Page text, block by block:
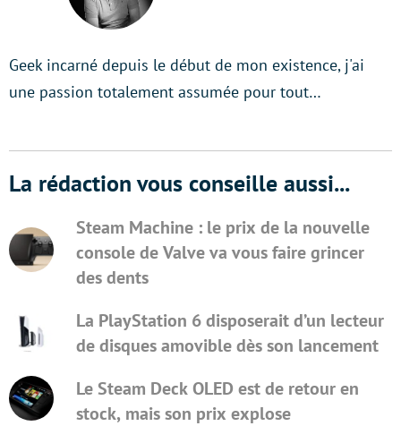
Geek incarné depuis le début de mon existence, j'ai
une passion totalement assumée pour tout…
La rédaction vous conseille aussi...
Steam Machine : le prix de la nouvelle
console de Valve va vous faire grincer
des dents
La PlayStation 6 disposerait d’un lecteur
de disques amovible dès son lancement
Le Steam Deck OLED est de retour en
stock, mais son prix explose